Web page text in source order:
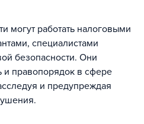
могут работать налоговыми
специалистами
безопасности. Они
и правопорядок в сфере
и предупреждая